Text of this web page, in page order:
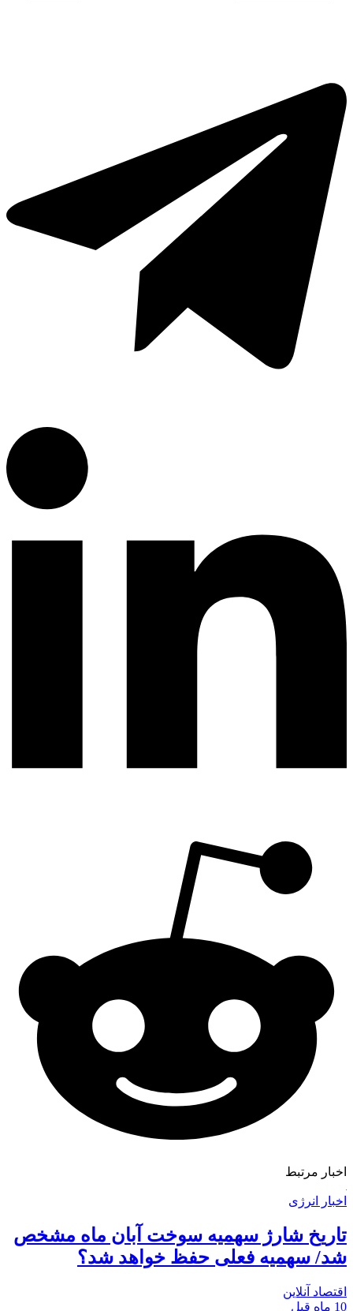
اخبار مرتبط
اخبار انرژی
تاریخ شارژ سهمیه سوخت آبان ماه مشخص
شد/ سهمیه فعلی حفظ خواهد شد؟
اقتصاد آنلاین
10 ماه قبل